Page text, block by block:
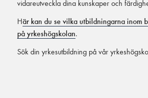
vidareutveckla dina kunskaper och
Här kan du se vilka utbildningarna inom
på yrkeshögskolan.
Sök din yrkesutbildning på vår